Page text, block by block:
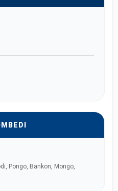
Pongo, Bankon, Mongo,